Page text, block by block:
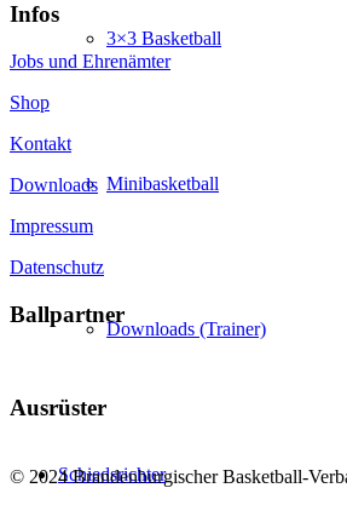
3×3 Basketball
Minibasketball
Downloads (Trainer)
Schiedsrichter
Infos
Jobs und Ehrenämter
Shop
Kontakt
Downloads
Impressum
Datenschutz
Ballpartner
Ausrüster
© 2024 Brandenburgischer Basketball-